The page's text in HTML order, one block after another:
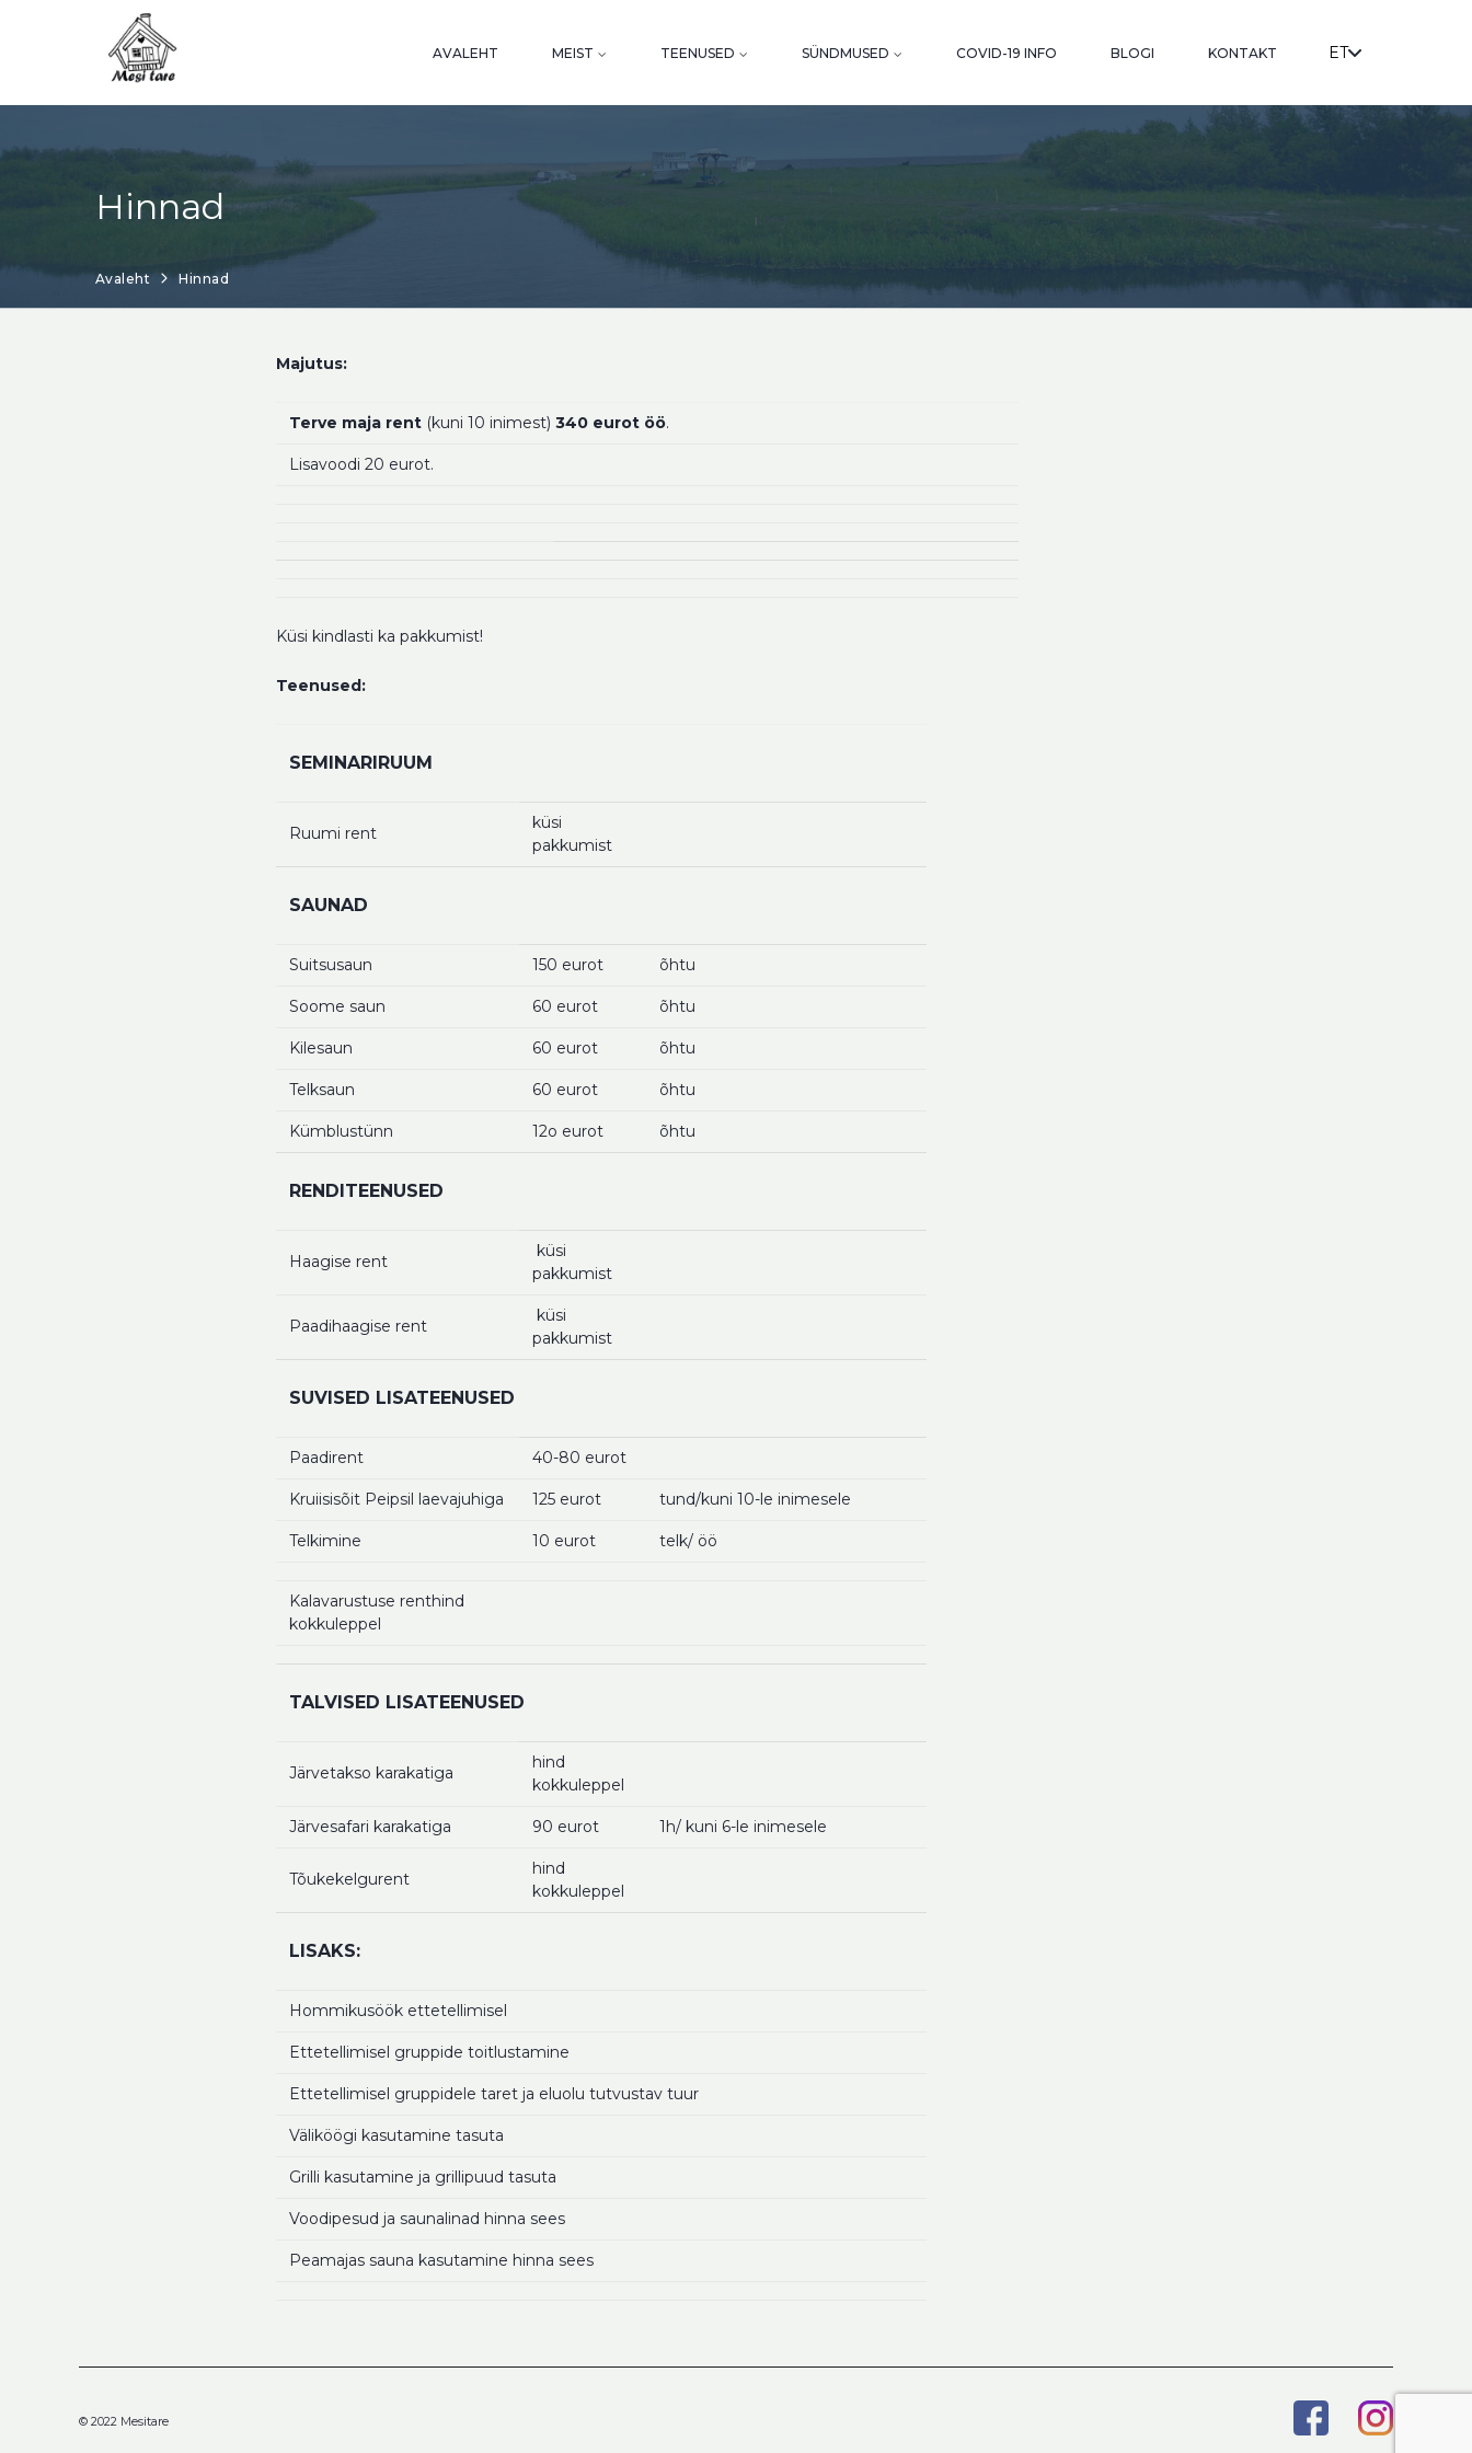
AVALEHT MEIST TEENUSED SÜNDMUSED COVID-19 INFO BLOGI KONTAKT ET
Hinnad
Avaleht Hinnad
Majutus:
Terve maja rent (kuni 10 inimest)340 eurot öö.
Lisavoodi 20 eurot.
Küsi kindlasti ka pakkumist!
Teenused:
SEMINARIRUUM
Ruumi rent
küsi
pakkumist
SAUNAD
Suitsusaun 150 eurot õhtu
Soome saun 60 eurot õhtu
Kilesaun 60 eurot õhtu
Telksaun 60 eurot õhtu
Kümblustünn 12o eurot õhtu
RENDITEENUSED
Haagise rent
küsi
pakkumist
Paadihaagise rent
küsi
pakkumist
SUVISED LISATEENUSED
Paadirent 40-80 eurot
Kruiisisõit Peipsil laevajuhiga 125 eurot tund/kuni 10-le inimesele
Telkimine 10 eurot telk/ öö
Kalavarustuse renthind
kokkuleppel
TALVISED LISATEENUSED
Järvetakso karakatiga
hind
kokkuleppel
Järvesafari karakatiga 90 eurot 1h/ kuni 6-le inimesele
Tõukekelgurent
hind
kokkuleppel
LISAKS:
Hommikusöök ettetellimisel
Ettetellimisel gruppide toitlustamine
Ettetellimisel gruppidele taret ja eluolu tutvustav tuur
Väliköögi kasutamine tasuta
Grilli kasutamine ja grillipuud tasuta
Voodipesud ja saunalinad hinna sees
Peamajas sauna kasutamine hinna sees
© 2022 Mesitare